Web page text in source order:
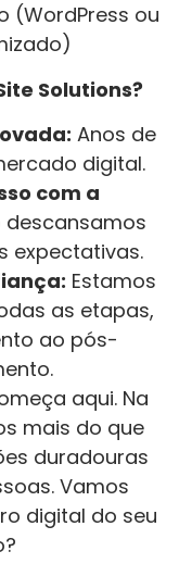
(WordPress ou
Solutions?
Anos de
digital.
com a
descansamos
expectativas.
Estamos
as etapas,
ao pós-
aqui. Na
mais do que
duradouras
Vamos
digital do seu